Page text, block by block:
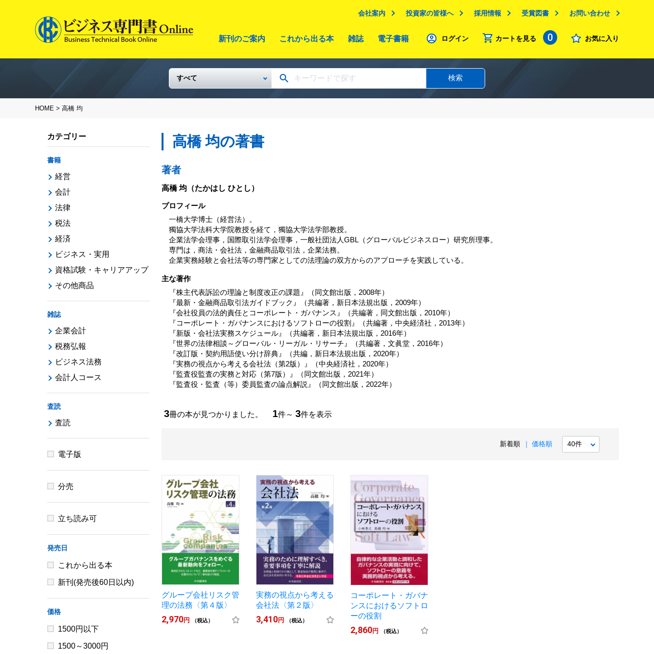
会社案内 投資家の皆様へ 採用情報 受賞図書 お問い合わせ
新刊のご案内 これから出る本 雑誌 電子書籍 ログイン カートを見る 0 お気に入り
検索
HOME > 高橋 均
高橋 均の著書
著者
高橋 均 （たかはし ひとし）
プロフィール
一橋大学博士（経営法）。
獨協大学法科大学院教授を経て，獨協大学法学部教授。
企業法学会理事，国際取引法学会理事，一般社団法人GBL（グローバルビジネスロー）研究所理事。
専門は，商法・会社法，金融商品取引法，企業法務。
企業実務経験と会社法等の専門家としての法理論の双方からのアプローチを実践している。
主な著作
『株主代表訴訟の理論と制度改正の課題』（同文館出版，2008年）
『最新・金融商品取引法ガイドブック』（共編著，新日本法規出版，2009年）
『会社役員の法的責任とコーポレート・ガバナンス』（共編著，同文館出版，2010年）
『コーポレート・ガバナンスにおけるソフトローの役割』（共編著，中央経済社，2013年）
『新版・会社法実務スケジュール』（共編著，新日本法規出版，2016年）
『世界の法律相談～グローバル・リーガル・リサーチ』（共編著，文眞堂，2016年）
『改訂版・契約用語使い分け辞典』（共編，新日本法規出版，2020年）
『実務の視点から考える会社法（第2版）』（中央経済社，2020年）
『監査役監査の実務と対応（第7版）』（同文館出版，2021年）
『監査役・監査（等）委員監査の論点解説』（同文館出版，2022年）
3冊の本が見つかりました。 1件～ 3件を表示
新着順 価格順
グループ会社リスク管
理の法務〈第４版〉
2,970円 （税込）
実務の視点から考える
会社法〈第２版〉
3,410円 （税込）
コーポレート・ガバナ
ンスにおけるソフトロ
ーの役割
2,860円 （税込）
カテゴリー
書籍
経営
会計
法律
税法
経済
ビジネス・実用
資格試験・キャリアアップ
その他商品
雑誌
企業会計
税務弘報
ビジネス法務
会計人コース
査読
査読
電子版
分売
立ち読み可
発売日
これから出る本
新刊(発売後60日以内)
価格
1500円以下
1500～3000円